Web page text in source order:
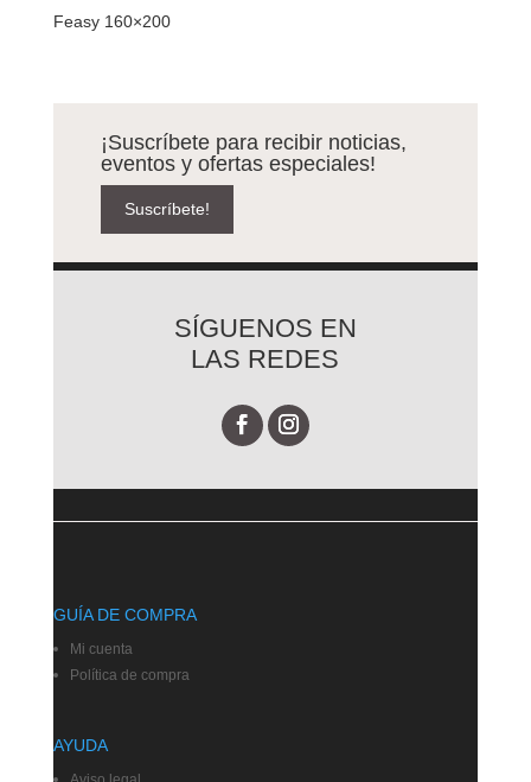
Feasy 160×200
¡Suscríbete para recibir noticias,
eventos y ofertas especiales!
Suscríbete!
SÍGUENOS EN
LAS REDES
GUÍA DE COMPRA
Mi cuenta
Política de compra
AYUDA